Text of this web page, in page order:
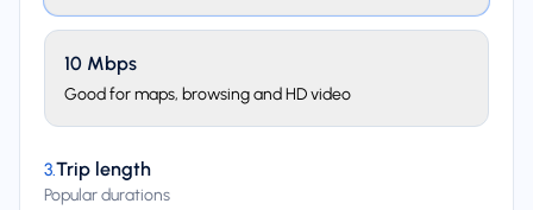
10 Mbps
Good for maps, browsing and HD video
3.Trip length
Popular durations